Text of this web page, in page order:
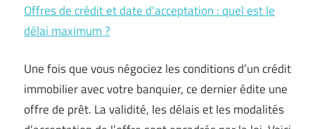
Offres de crédit et date d’acceptation : quel est le
délai maximum ?
Une fois que vous négociez les conditions d’un crédit
immobilier avec votre banquier, ce dernier édite une
offre de prêt. La validité, les délais et les modalités